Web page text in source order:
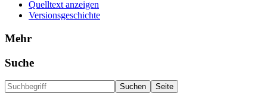
Quelltext anzeigen
Versionsgeschichte
Mehr
Suche